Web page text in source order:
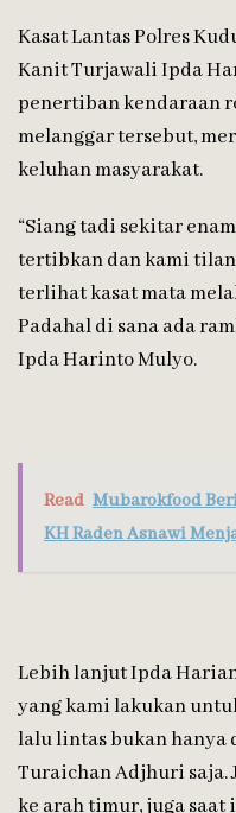
Kasat Lantas Polres
Kanit Turjawali Ipda
penertiban kendaraan
melanggar tersebut,
keluhan masyarakat.
“Siang tadi sekitar
tertibkan dan kami
terlihat kasat mata
Padahal di sana ada
Ipda Harinto Mulyo.
Read Mubarokfood
KH Raden Asnawi
Lebih lanjut Ipda
yang kami lakukan
lalu lintas bukan
Turaichan Adjhuri saja.
ke arah timur, juga